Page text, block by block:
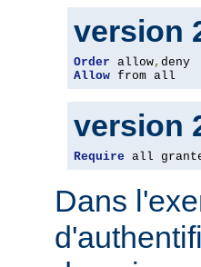
version
Order allow,
Allow from all
version
Require all
Dans